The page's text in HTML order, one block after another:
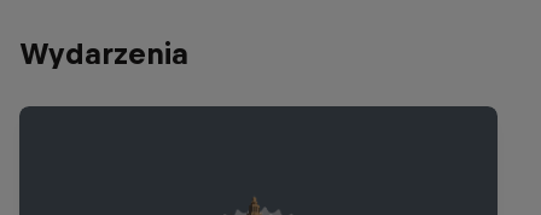
Wydarzenia